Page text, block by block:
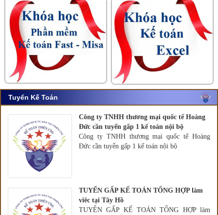
Tuyển Kế Toán
Công ty TNHH thương mại quốc tế Hoàng
Đức cần tuyển gấp 1 kế toán nội bộ
Công ty TNHH thương mại quốc tế Hoàng
Đức cần tuyển gấp 1 kế toán nội bộ
TUYỂN GẤP KẾ TOÁN TỔNG HỢP làm
viêc tại Tây Hồ
TUYỂN GẤP KẾ TOÁN TỔNG HỢP làm